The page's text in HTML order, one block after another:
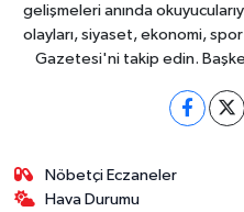
gelişmeleri anında
olayları, siyaset, ekonomi,
Gazetesi'ni takip edin.
Nöbetçi Eczaneler
Hava Durumu